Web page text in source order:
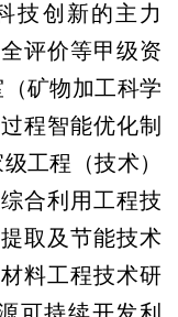
技创新的主力
评价等甲级资
矿物加工科学
程智能优化制
工程（技术）
合利用工程技
取及节能技术
料工程技术研